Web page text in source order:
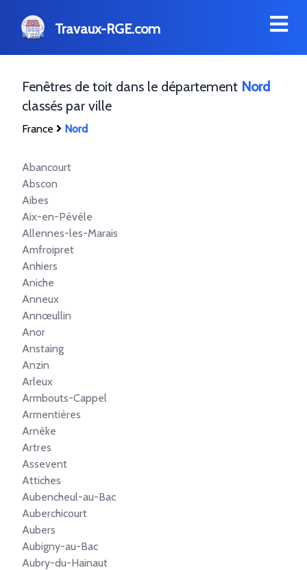
Travaux-RGE.com
Fenêtres de toit dans le département Nord
classés par ville
France Nord
Abancourt
Abscon
Aibes
Aix-en-Pévèle
Allennes-les-Marais
Amfroipret
Anhiers
Aniche
Anneux
Annœullin
Anor
Anstaing
Anzin
Arleux
Armbouts-Cappel
Armentières
Arnèke
Artres
Assevent
Attiches
Aubencheul-au-Bac
Auberchicourt
Aubers
Aubigny-au-Bac
Aubry-du-Hainaut